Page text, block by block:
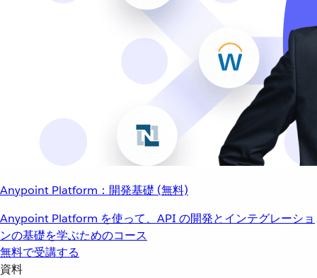
Anypoint Platform：開発基礎 (無料)
Anypoint Platform を使って、API の開発とインテグレーショ
ンの基礎を学ぶためのコース
無料で受講する
資料